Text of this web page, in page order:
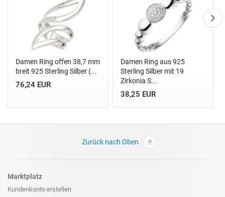
Damen Ring offen 38,7 mm
breit 925 Sterling Silber (...
76,24 EUR
Damen Ring aus 925
Sterling Silber mit 19
Zirkonia S...
38,25 EUR
Zurück nach Oben
Marktplatz
Kundenkonto erstellen